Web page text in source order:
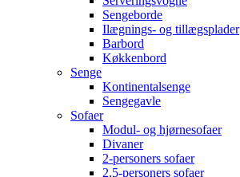
Sengeborde
Ilægnings- og tillægsplader
Barbord
Køkkenbord
Senge
Kontinentalsenge
Sengegavle
Sofaer
Modul- og hjørnesofaer
Divaner
2-personers sofaer
2,5-personers sofaer